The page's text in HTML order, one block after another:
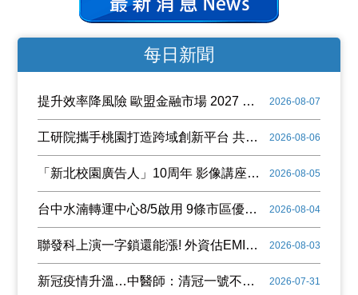
每日新聞
提升效率降風險 歐盟金融市場 2027 年實施 T+1 結算 2026-08-07
工研院攜手桃園打造跨域創新平台 共拓全球商機 2026-08-06
「新北校園廣告人」10周年 影像講座再升級 特邀學長姐傳承經驗 2026-08-05
台中水湳轉運中心8/5啟用 9條市區優先進駐 2026-08-04
聯發科上演一字鎖還能漲! 外資估EMIB-T疑慮解除、目標價喊進7000元 2026-08-03
新冠疫情升溫…中醫師：清冠一號不是防疫茶 別亂喝 2026-07-31